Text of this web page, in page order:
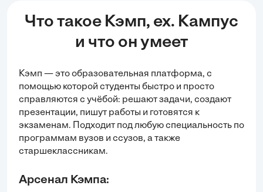
Что такое Кэмп, ex. Кампус
и что он умеет
Кэмп — это образовательная платформа, с
помощью которой студенты быстро и просто
справляются с учёбой: решают задачи, создают
презентации, пишут работы и готовятся к
экзаменам. Подходит под любую специальность по
программам вузов и ссузов, а также
старшеклассникам.
Арсенал Кэмпа: